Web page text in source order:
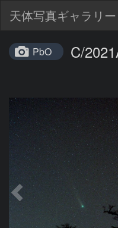
天体写真ギャラリー
PbO C/